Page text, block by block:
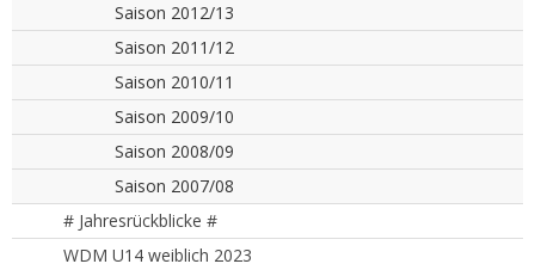
Saison 2012/13
Saison 2011/12
Saison 2010/11
Saison 2009/10
Saison 2008/09
Saison 2007/08
# Jahresrückblicke #
WDM U14 weiblich 2023